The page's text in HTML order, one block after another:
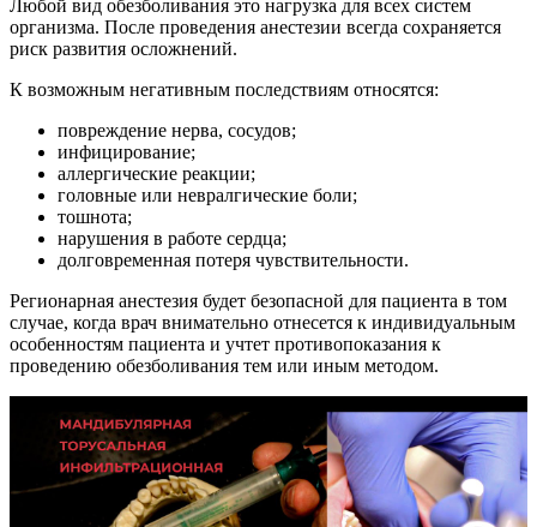
Любой вид обезболивания это нагрузка для всех систем
организма. После проведения анестезии всегда сохраняется
риск развития осложнений.
К возможным негативным последствиям относятся:
повреждение нерва, сосудов;
инфицирование;
аллергические реакции;
головные или невралгические боли;
тошнота;
нарушения в работе сердца;
долговременная потеря чувствительности.
Регионарная анестезия будет безопасной для пациента в том
случае, когда врач внимательно отнесется к индивидуальным
особенностям пациента и учтет противопоказания к
проведению обезболивания тем или иным методом.